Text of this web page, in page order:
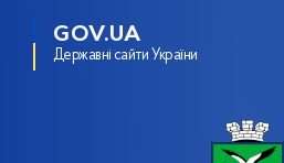
GOV.UA
Державні сайти України